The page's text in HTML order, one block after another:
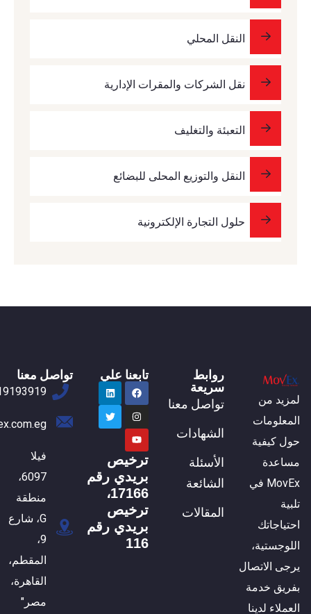
النقل المحلي
نقل الشركات والمقرات الإدارية
التعبئة والتغليف
النقل والتوزيع المحلى للبضائع
حلول التجارة الإلكترونية
لمزيد من
المعلومات
حول كيفية
مساعدة
MovEx في
تلبية
احتياجاتك
اللوجستية،
يرجى الاتصال
بفريق خدمة
العملاء لدينا
روابط
سريعة
تواصل معنا
الشهادات
الأسئلة
الشائعة
المقالات
تابعنا علي
ترخيص
بريدي رقم
17166،
ترخيص
بريدي رقم
116
تواصل معنا
فيلا
6097،
منطقة
G، شارع
9،
المقطم،
القاهرة،
مصر"